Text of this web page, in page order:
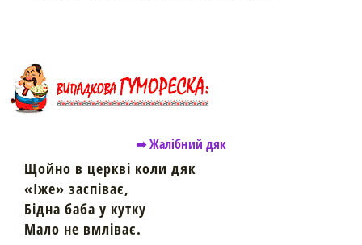
➦ Жалібний дяк
Щойно в церкві коли дяк
«Іже» заспіває,
Бідна баба у кутку
Мало не вмліває.